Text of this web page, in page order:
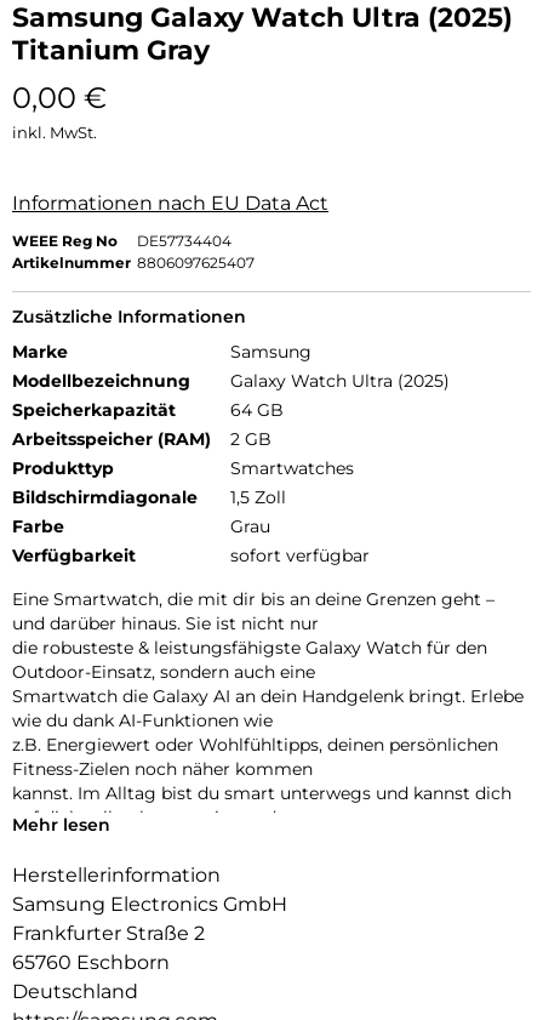
Samsung Galaxy Watch Ultra (2025)
Titanium Gray
0,00 €
inkl. MwSt.
Informationen nach EU Data Act
WEEE Reg No
DE57734404
Artikelnummer 8806097625407
Zusätzliche Informationen
Marke
Samsung
Modellbezeichnung
Galaxy Watch Ultra (2025)
Speicherkapazität
64 GB
Arbeitsspeicher (RAM)
2 GB
Produkttyp
Smartwatches
Bildschirmdiagonale
1,5 Zoll
Farbe
Grau
Verfügbarkeit
sofort verfügbar
Eine Smartwatch, die mit dir bis an deine Grenzen geht –
und darüber hinaus. Sie ist nicht nur
die robusteste & leistungsfähigste Galaxy Watch für den
Outdoor-Einsatz, sondern auch eine
Smartwatch die Galaxy AI an dein Handgelenk bringt. Erlebe
wie du dank AI-Funktionen wie
z.B. Energiewert oder Wohlfühltipps, deinen persönlichen
Fitness-Zielen noch näher kommen
kannst. Im Alltag bist du smart unterwegs und kannst dich
auf dich selbst konzentrieren, denn
Handgelenk. Google Gemini erinnert dich
Freunden zum Brunch hast. Oder du
lässt dir per Sprachbefehl eine kürzere Lauf-Route
vorschlagen, um schneller zurück zu sein.
Du merkst, dass du dich trotzdem verspäten wirst? Verfasse
mit Hilfe von Gemini eine
Mehr lesen
Herstellerinformation
Samsung Electronics GmbH
Frankfurter Straße 2
65760 Eschborn
Deutschland